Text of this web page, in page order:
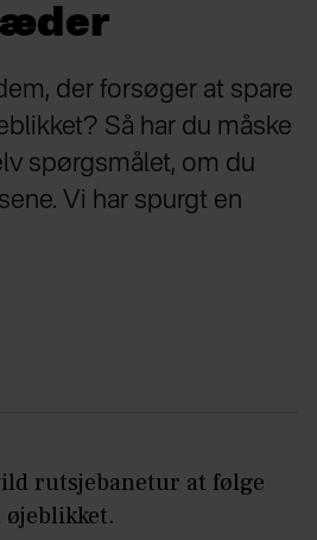
der forsøger at spare
Så har du måske
spørgsmålet, om du
Vi har spurgt en
rutsjebanetur at følge